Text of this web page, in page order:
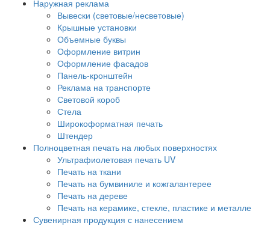
Наружная реклама
Вывески (световые/несветовые)
Крышные установки
Объемные буквы
Оформление витрин
Оформление фасадов
Панель-кронштейн
Реклама на транспорте
Световой короб
Стела
Широкоформатная печать
Штендер
Полноцветная печать на любых поверхностях
Ультрафиолетовая печать UV
Печать на ткани
Печать на бумвиниле и кожгалантерее
Печать на дереве
Печать на керамике, стекле, пластике и металле
Сувенирная продукция с нанесением